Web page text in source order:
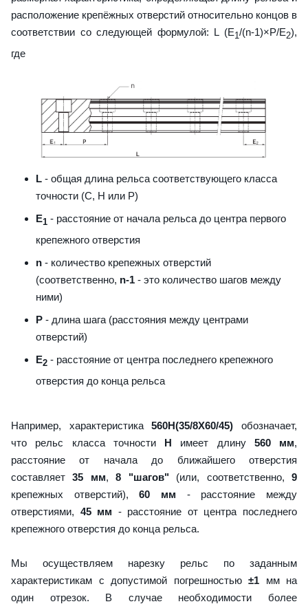
расположение крепёжных отверстий относительно концов в
соответствии со следующей формулой: L (E1/(n-1)×P/E2),
где
L - общая длина рельса соответствующего класса
точности (С, H или Р)
E1 - расстояние от начала рельса до центра первого
крепежного отверстия
n - количество крепежных отверстий
(соответственно, n-1 - это количество шагов между
ними)
P - длина шага (расстояния между центрами
отверстий)
E2 - расстояние от центра последнего крепежного
отверстия до конца рельса
Например, характеристика560H(35/8X60/45) обозначает,
что рельс класса точности H имеет длину 560 мм,
расстояние от начала до ближайшего отверстия
составляет35 мм,8 "шагов" (или, соответственно,9
крепежных отверстий),60 мм - расстояние между
отверстиями, 45 мм - расстояние от центра последнего
крепежного отверстия до конца рельса.
Мы осуществляем нарезку рельс по заданным
характеристикам с допустимой погрешностью ±1 мм на
один отрезок. В случае необходимости более